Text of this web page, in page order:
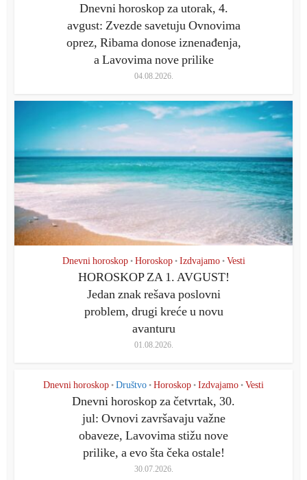
Dnevni horoskop za utorak, 4.
avgust: Zvezde savetuju Ovnovima
oprez, Ribama donose iznenađenja,
a Lavovima nove prilike
04.08.2026.
Dnevni horoskop • Horoskop • Izdvajamo • Vesti
HOROSKOP ZA 1. AVGUST!
Jedan znak rešava poslovni
problem, drugi kreće u novu
avanturu
01.08.2026.
Dnevni horoskop • Društvo • Horoskop • Izdvajamo • Vesti
Dnevni horoskop za četvrtak, 30.
jul: Ovnovi završavaju važne
obaveze, Lavovima stižu nove
prilike, a evo šta čeka ostale!
30.07.2026.